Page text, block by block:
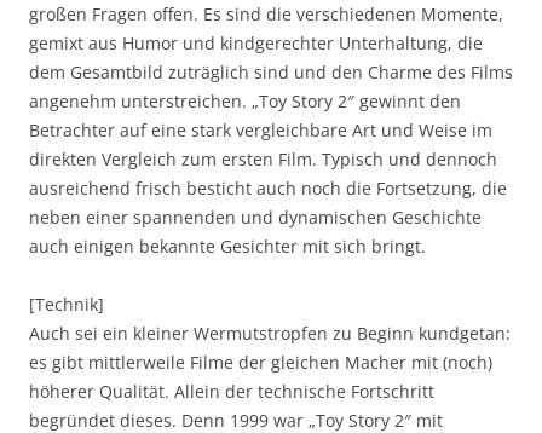
großen Fragen offen. Es sind die verschiedenen Momente,
gemixt aus Humor und kindgerechter Unterhaltung, die
dem Gesamtbild zuträglich sind und den Charme des Films
angenehm unterstreichen. „Toy Story 2″ gewinnt den
Betrachter auf eine stark vergleichbare Art und Weise im
direkten Vergleich zum ersten Film. Typisch und dennoch
ausreichend frisch besticht auch noch die Fortsetzung, die
neben einer spannenden und dynamischen Geschichte
auch einigen bekannte Gesichter mit sich bringt.
[Technik]
Auch sei ein kleiner Wermutstropfen zu Beginn kundgetan:
es gibt mittlerweile Filme der gleichen Macher mit (noch)
höherer Qualität. Allein der technische Fortschritt
begründet dieses. Denn 1999 war „Toy Story 2″ mit